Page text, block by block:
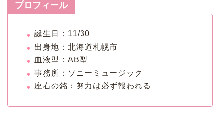
プロフィール
誕生日：11/30
出身地：北海道札幌市
血液型：AB型
事務所：ソニーミュージック
座右の銘：努力は必ず報われる